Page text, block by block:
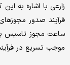
زارعی با اشاره به
ساعت مجوز تاسیس
موجب تسریع در